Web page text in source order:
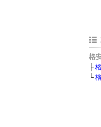
格